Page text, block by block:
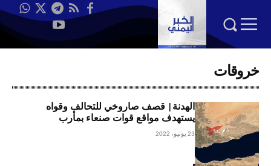
خروقات
الهدنة| قصف صاروخي للتحالف وقواه
يستهدف مواقع قوات صنعاء بمأرب
23 يونيو، 2022